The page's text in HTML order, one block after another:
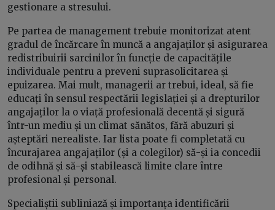
gestionare a stresului.
Pe partea de management trebuie monitorizat atent
gradul de încărcare în muncă a angajaților și asigurarea
redistribuirii sarcinilor în funcție de capacitățile
individuale pentru a preveni suprasolicitarea și
epuizarea. Mai mult, managerii ar trebui, ideal, să fie
educați în sensul respectării legislației și a drepturilor
angajaților la o viață profesională decentă și sigură
într-un mediu și un climat sănătos, fără abuzuri și
așteptări nerealiste. Iar lista poate fi completată cu
încurajarea angajaților (și a colegilor) să-și ia concedii
de odihnă și să-și stabilească limite clare între
profesional și personal.
Specialiștii subliniază și importanța identificării